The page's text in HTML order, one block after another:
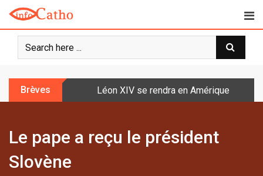
o
Brèves Léon XIV se rendra en Amérique latine à
Le pape a reçu le président
Slovène